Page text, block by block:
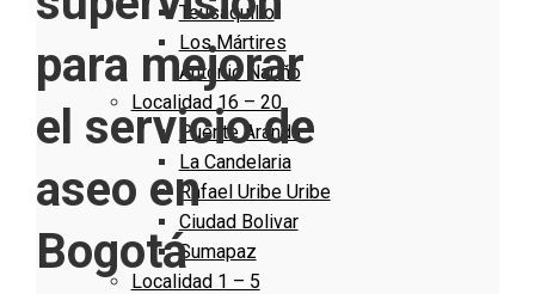
Teusaquillo
Los Mártires
Antonio Nariño
Localidad 16 – 20
Puente Aranda
La Candelaria
Rafael Uribe Uribe
Ciudad Bolivar
Sumapaz
Localidad 1 – 5
para mejorar
el servicio de
aseo en
Bogotá